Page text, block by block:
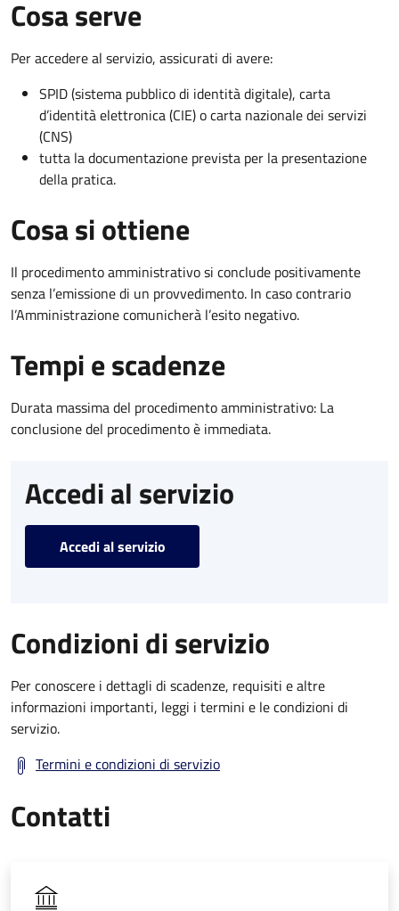
Cosa serve
Per accedere al servizio, assicurati di avere:
SPID (sistema pubblico di identità digitale), carta
d’identità elettronica (CIE) o carta nazionale dei servizi
(CNS)
tutta la documentazione prevista per la presentazione
della pratica.
Cosa si ottiene
Il procedimento amministrativo si conclude positivamente
senza l’emissione di un provvedimento. In caso contrario
l’Amministrazione comunicherà l’esito negativo.
Tempi e scadenze
Durata massima del procedimento amministrativo: La
conclusione del procedimento è immediata.
Accedi al servizio
Accedi al servizio
Condizioni di servizio
Per conoscere i dettagli di scadenze, requisiti e altre
informazioni importanti, leggi i termini e le condizioni di
servizio.
Termini e condizioni di servizio
Contatti